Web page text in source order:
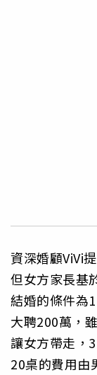
資深婚顧ViVi
但女方家長基
結婚的條件為
大聘200萬，
讓女方帶走，
20桌的費用由